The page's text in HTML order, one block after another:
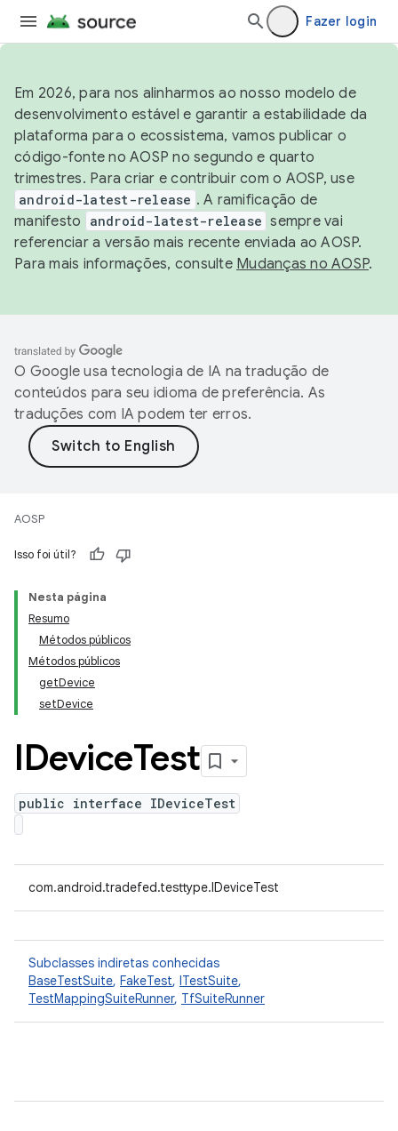
Fazer login
Em 2026, para nos alinharmos ao nosso modelo de
desenvolvimento estável e garantir a estabilidade da
plataforma para o ecossistema, vamos publicar o
código-fonte no AOSP no segundo e quarto
trimestres. Para criar e contribuir com o AOSP, use
android-latest-release . A ramificação de
manifesto
android-latest-release sempre vai
referenciar a versão mais recente enviada ao AOSP.
Para mais informações, consulte Mudanças no AOSP.
O Google usa tecnologia de IA na tradução de
conteúdos para seu idioma de preferência. As
traduções com IA podem ter erros.
AOSP
Isso foi útil?
Nesta página
Resumo
Métodos públicos
Métodos públicos
getDevice
setDevice
IDeviceTest
public interface IDeviceTest
com.android.tradefed.testtype.IDeviceTest
Subclasses indiretas conhecidas
BaseTestSuite, FakeTest, ITestSuite,
TestMappingSuiteRunner, TfSuiteRunner